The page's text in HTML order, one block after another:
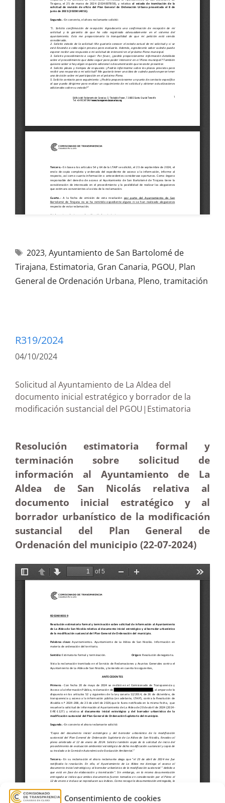
Consentimiento de cookies
2023, Ayuntamiento de San Bartolomé de
Tirajana, Estimatoria, Gran Canaria, PGOU, Plan
General de Ordenación Urbana, Pleno, tramitación
R319/2024
04/10/2024
Solicitud al Ayuntamiento de La Aldea del
documento inicial estratégico y borrador de la
modificación sustancial del PGOU|Estimatoria
Resolución estimatoria formal y
terminación sobre solicitud de
información al Ayuntamiento de La
Aldea de San Nicolás relativa al
documento inicial estratégico y al
borrador urbanístico de la modificación
sustancial del Plan General de
Ordenación del municipio (22-07-2024)